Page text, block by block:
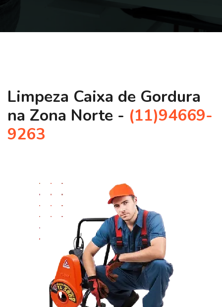
Limpeza Caixa de Gordura
na Zona Norte - (11)94669-
9263